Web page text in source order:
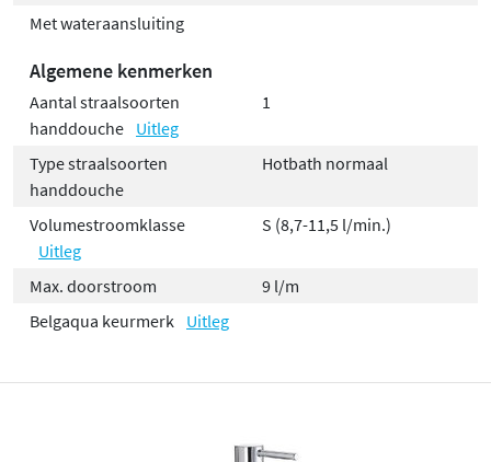
Met wateraansluiting
Algemene kenmerken
Aantal straalsoorten
handdouche Uitleg
1
Type straalsoorten
handdouche
Hotbath normaal
Volumestroomklasse
Uitleg
S (8,7-11,5 l/min.)
Max. doorstroom
9 l/m
Belgaqua keurmerk Uitleg